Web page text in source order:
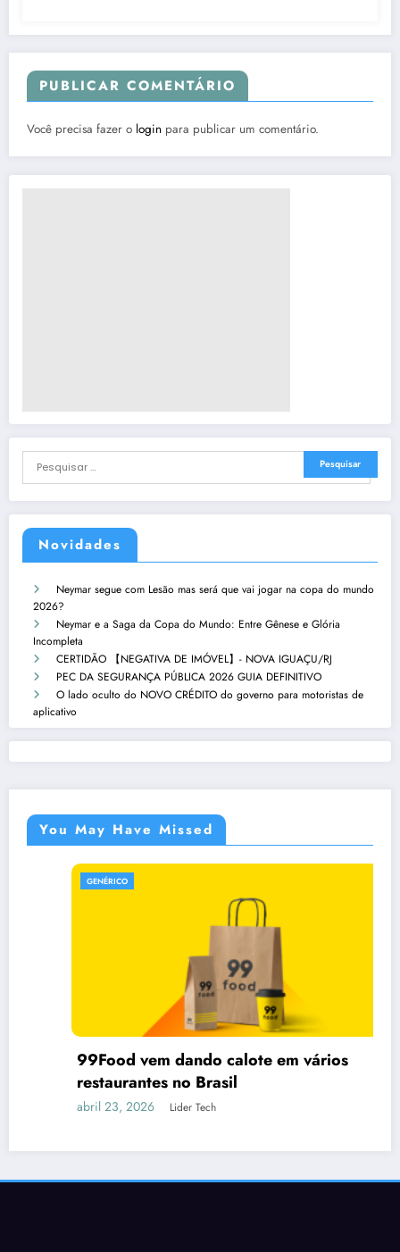
Novidades
Neymar segue com Lesão mas será que vai jogar na copa do mundo
2026?
Neymar e a Saga da Copa do Mundo: Entre Gênese e Glória
Incompleta
CERTIDÃO 【NEGATIVA DE IMÓVEL】- NOVA IGUAÇU/RJ
PEC DA SEGURANÇA PÚBLICA 2026 GUIA DEFINITIVO
O lado oculto do NOVO CRÉDITO do governo para motoristas de
aplicativo
PUBLICAR COMENTÁRIO
Você precisa fazer o login para publicar um comentário.
You May Have Missed
99Food vem dando calote em vários
restaurantes no Brasil
abril 23, 2026 Lider Tech